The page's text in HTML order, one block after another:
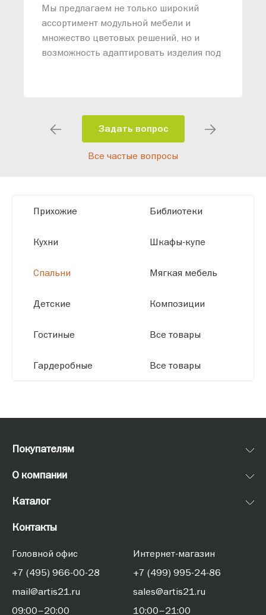
Мы предлагаем не только широкий
ассортимент модульной мебели и
множество цветовых решений, но и
возможность адаптировать изделия под
помещения и личные пожелания.
Благодаря современному
высокотехнологичному оборудованию
размерам.
Задать вопрос
Все частые вопросы
Прихожие
Кухни
Спальни
Детские
Гостиные
Гардеробные
Библиотеки
Шкафы-купе
Мягкая мебель
Композиции
Все товары
Все товары
Покупателям
О компании
Каталог
Контакты
Головной офис
+7 (495) 966-00-28
mail@artis21.ru
09:00–20:00
Интернет-магазин
+7 (499) 995-24-86
sales@artis21.ru
10:00–21:00